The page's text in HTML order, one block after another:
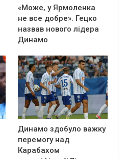
«Може, у Ярмоленка
не все добре». Гецко
назвав нового лідера
Динамо
Динамо здобуло важку
перемогу над
Карабахом